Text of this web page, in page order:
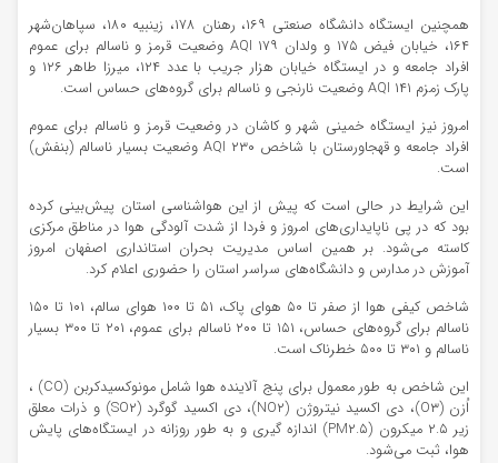
همچنین ایستگاه دانشگاه صنعتی ۱۶۹، رهنان ۱۷۸، زینبیه ۱۸۰، سپاهان‌شهر
۱۶۴، خیابان فیض ۱۷۵ و ولدان ۱۷۹ AQI وضعیت قرمز و ناسالم برای عموم
افراد جامعه و در ایستگاه خیابان هزار جریب با عدد ۱۲۴، میرزا طاهر ۱۲۶ و
پارک زمزم ۱۴۱ AQI وضعیت نارنجی و ناسالم برای گروه‌های حساس است.
امروز نیز ایستگاه خمینی شهر و کاشان در وضعیت قرمز و ناسالم برای عموم
افراد جامعه و قهجاورستان با شاخص ۲۳۰ AQI وضعیت بسیار ناسالم (بنفش)
است.
این شرایط در حالی است که پیش از این هواشناسی استان پیش‌بینی کرده
بود که در پی ناپایداری‌های امروز و فردا از شدت آلودگی هوا در مناطق مرکزی
کاسته می‌شود. بر همین اساس مدیریت بحران استانداری اصفهان امروز
آموزش در مدارس و دانشگاه‌های سراسر استان را حضوری اعلام کرد.
شاخص کیفی هوا از صفر تا ۵۰ هوای پاک، ۵۱ تا ۱۰۰ هوای سالم، ۱۰۱ تا ۱۵۰
ناسالم برای گروه‌های حساس، ۱۵۱ تا ۲۰۰ ناسالم برای عموم، ۲۰۱ تا ۳۰۰ بسیار
ناسالم و ۳۰۱ تا ۵۰۰ خطرناک است.
این شاخص به طور معمول برای پنج آلاینده هوا شامل مونوکسیدکربن (CO) ،
اُزن (O۳)، دی اکسید نیتروژن (NO۲)، دی اکسید گوگرد (SO۲) و ذرات معلق
زیر ۲.۵ میکرون (PM۲.۵) اندازه گیری و به طور روزانه در ایستگاه‌های پایش
هوا، ثبت می‌شود.